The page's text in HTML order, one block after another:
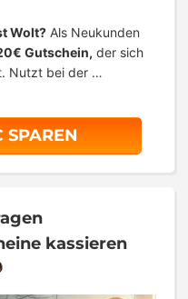
Wolt? Als Neukunden
Gutschein, der sich
Nutzt bei der …
SPAREN
kassieren